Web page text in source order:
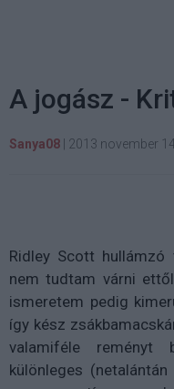
A jogász -
Sanya08 2013 november
Ridley Scott hullámzó
nem tudtam várni
ismeretem pedig
így kész
valamiféle reményt
különleges